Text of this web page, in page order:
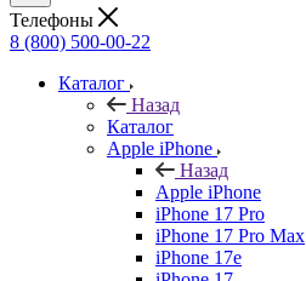
Телефоны
8 (800) 500-00-22
Каталог
Назад
Каталог
Apple iPhone
Назад
Apple iPhone
iPhone 17 Pro
iPhone 17 Pro Max
iPhone 17e